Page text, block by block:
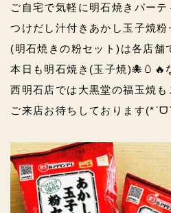
ご自宅で気軽に明石焼きパー
つけだし汁付きあかし玉子焼粉
(明石焼きの粉セット)は各店舗
本日も明石焼き(玉子焼)🐙🥚🔥
西明石店では大黒堂の福玉焼も
ご来店お待ちしております